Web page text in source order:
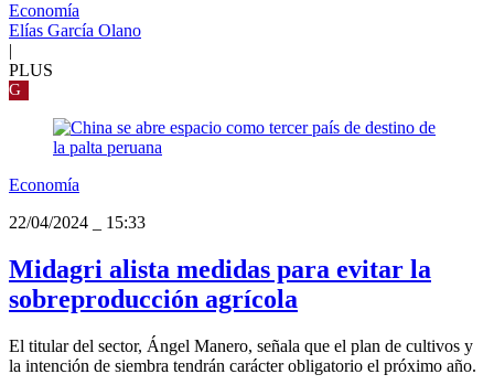
Economía
Elías García Olano
|
PLUS
G
Economía
22/04/2024
15:33
Midagri alista medidas para evitar la
sobreproducción agrícola
El titular del sector, Ángel Manero, señala que el plan de cultivos y
la intención de siembra tendrán carácter obligatorio el próximo año.